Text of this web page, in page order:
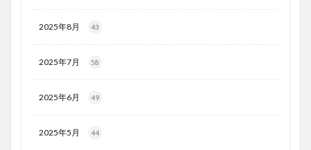
2025年8月 43
2025年7月 58
2025年6月 49
2025年5月 44